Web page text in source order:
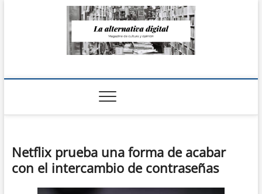
La Alternativa
Netflix prueba una forma de acabar
con el intercambio de contraseñas